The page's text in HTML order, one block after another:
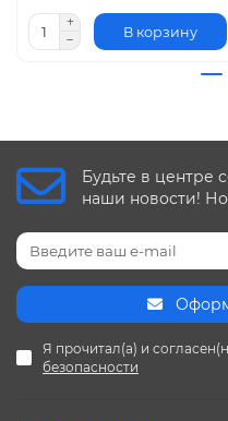
В корзину
Будьте в центре
наши новости!
Я прочитал(а) и
безопасности